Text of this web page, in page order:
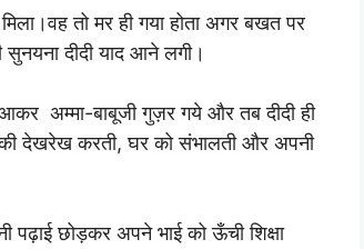
तो मर ही गया होता अगर बखत पर
दीदी याद आने लगी।
आकर अम्मा-बाबूजी गुज़र गये और तब दीदी ही
देखरेख करती, घर को संभालती और अपनी
पढ़ाई छोड़कर अपने भाई को ऊँची शिक्षा